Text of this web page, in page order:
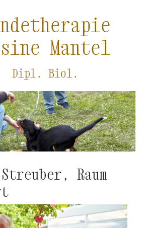
Mantel
Dipl. Biol.
Raum